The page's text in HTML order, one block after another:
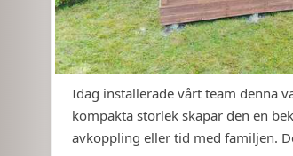
Idag installerade vårt team denna
kompakta storlek skapar den en
avkoppling eller tid med familjen.